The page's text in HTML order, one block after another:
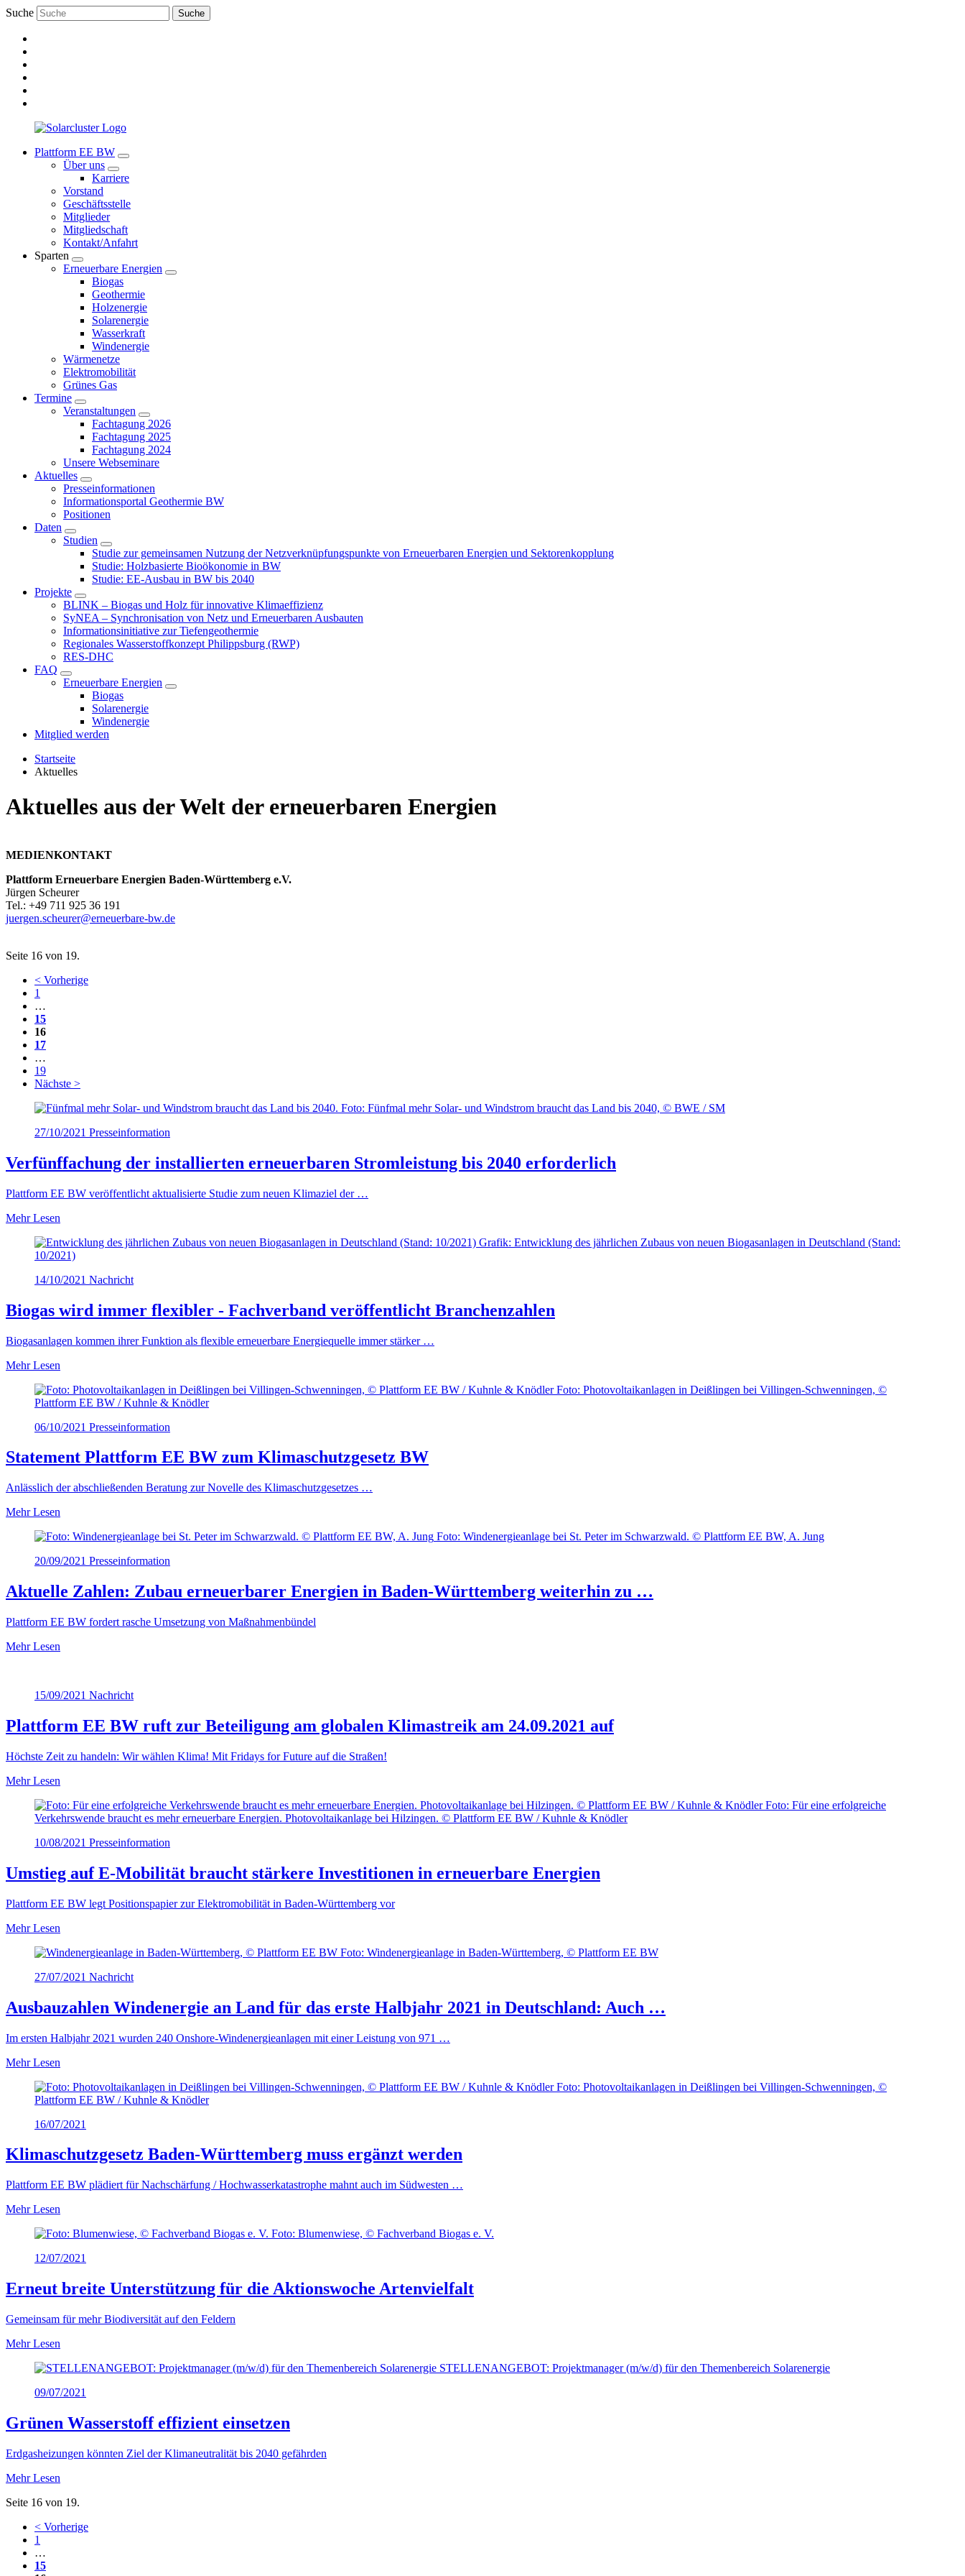
Suche Suche
Plattform EE BW
Über uns
Karriere
Vorstand
Geschäftsstelle
Mitglieder
Mitgliedschaft
Kontakt/Anfahrt
Sparten
Erneuerbare Energien
Biogas
Geothermie
Holzenergie
Solarenergie
Wasserkraft
Windenergie
Wärmenetze
Elektromobilität
Grünes Gas
Termine
Veranstaltungen
Fachtagung 2026
Fachtagung 2025
Fachtagung 2024
Unsere Webseminare
Aktuelles
Presseinformationen
Informationsportal Geothermie BW
Positionen
Daten
Studien
Studie zur gemeinsamen Nutzung der Netzverknüpfungspunkte von Erneuerbaren Energien und Sektorenkopplung
Studie: Holzbasierte Bioökonomie in BW
Studie: EE-Ausbau in BW bis 2040
Projekte
BLINK – Biogas und Holz für innovative Klimaeffizienz
SyNEA – Synchronisation von Netz und Erneuerbaren Ausbauten
Informationsinitiative zur Tiefengeothermie
Regionales Wasserstoffkonzept Philippsburg (RWP)
RES-DHC
FAQ
Erneuerbare Energien
Biogas
Solarenergie
Windenergie
Mitglied werden
Startseite
Aktuelles
Aktuelles aus der Welt der erneuerbaren Energien
MEDIENKONTAKT
Plattform Erneuerbare Energien Baden-Württemberg e.V.
Jürgen Scheurer
Tel.: +49 711 925 36 191
juergen.scheurer@erneuerbare-bw.de
Seite 16 von 19.
< Vorherige
1
…
15
16
17
…
19
Nächste >
Foto: Fünfmal mehr Solar- und Windstrom braucht das Land bis 2040, © BWE / SM
27/10/2021 Presseinformation
Verfünffachung der installierten erneuerbaren Stromleistung bis 2040 erforderlich
Plattform EE BW veröffentlicht aktualisierte Studie zum neuen Klimaziel der …
Mehr Lesen
Grafik: Entwicklung des jährlichen Zubaus von neuen Biogasanlagen in Deutschland (Stand:
10/2021)
14/10/2021 Nachricht
Biogas wird immer flexibler - Fachverband veröffentlicht Branchenzahlen
Biogasanlagen kommen ihrer Funktion als flexible erneuerbare Energiequelle immer stärker …
Mehr Lesen
Foto: Photovoltaikanlagen in Deißlingen bei Villingen-Schwenningen, ©
Plattform EE BW / Kuhnle & Knödler
06/10/2021 Presseinformation
Statement Plattform EE BW zum Klimaschutzgesetz BW
Anlässlich der abschließenden Beratung zur Novelle des Klimaschutzgesetzes …
Mehr Lesen
Foto: Windenergieanlage bei St. Peter im Schwarzwald. © Plattform EE BW, A. Jung
20/09/2021 Presseinformation
Aktuelle Zahlen: Zubau erneuerbarer Energien in Baden-Württemberg weiterhin zu …
Plattform EE BW fordert rasche Umsetzung von Maßnahmenbündel
Mehr Lesen
15/09/2021 Nachricht
Plattform EE BW ruft zur Beteiligung am globalen Klimastreik am 24.09.2021 auf
Höchste Zeit zu handeln: Wir wählen Klima! Mit Fridays for Future auf die Straßen!
Mehr Lesen
Foto: Für eine erfolgreiche
Verkehrswende braucht es mehr erneuerbare Energien. Photovoltaikanlage bei Hilzingen. © Plattform EE BW / Kuhnle & Knödler
10/08/2021 Presseinformation
Umstieg auf E-Mobilität braucht stärkere Investitionen in erneuerbare Energien
Plattform EE BW legt Positionspapier zur Elektromobilität in Baden-Württemberg vor
Mehr Lesen
Foto: Windenergieanlage in Baden-Württemberg, © Plattform EE BW
27/07/2021 Nachricht
Ausbauzahlen Windenergie an Land für das erste Halbjahr 2021 in Deutschland: Auch …
Im ersten Halbjahr 2021 wurden 240 Onshore-Windenergieanlagen mit einer Leistung von 971 …
Mehr Lesen
Foto: Photovoltaikanlagen in Deißlingen bei Villingen-Schwenningen, ©
Plattform EE BW / Kuhnle & Knödler
16/07/2021
Klimaschutzgesetz Baden-Württemberg muss ergänzt werden
Plattform EE BW plädiert für Nachschärfung / Hochwasserkatastrophe mahnt auch im Südwesten …
Mehr Lesen
Foto: Blumenwiese, © Fachverband Biogas e. V.
12/07/2021
Erneut breite Unterstützung für die Aktionswoche Artenvielfalt
Gemeinsam für mehr Biodiversität auf den Feldern
Mehr Lesen
STELLENANGEBOT: Projektmanager (m/w/d) für den Themenbereich Solarenergie
09/07/2021
Grünen Wasserstoff effizient einsetzen
Erdgasheizungen könnten Ziel der Klimaneutralität bis 2040 gefährden
Mehr Lesen
Seite 16 von 19.
< Vorherige
1
…
15